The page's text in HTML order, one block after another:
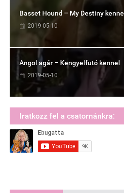
Basset Hound – My Destiny kennel
2019-05-10
Angol agár – Kengyelfutó kennel
2019-05-10
Iratkozz fel a csatornánkra: